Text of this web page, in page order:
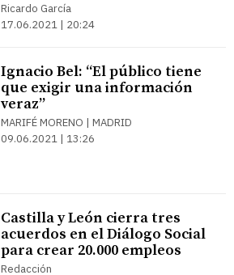
Ricardo García
17.06.2021 | 20:24
Ignacio Bel: “El público tiene
que exigir una información
veraz”
MARIFÉ MORENO | MADRID
09.06.2021 | 13:26
Castilla y León cierra tres
acuerdos en el Diálogo Social
para crear 20.000 empleos
Redacción